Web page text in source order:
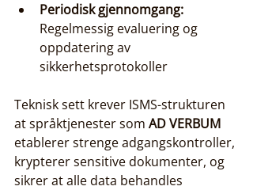
Periodisk gjennomgang:
Regelmessig evaluering og
oppdatering av
sikkerhetsprotokoller
Teknisk sett krever ISMS-strukturen
at språktjenester som AD VERBUM
etablerer strenge adgangskontroller,
krypterer sensitive dokumenter, og
sikrer at alle data behandles